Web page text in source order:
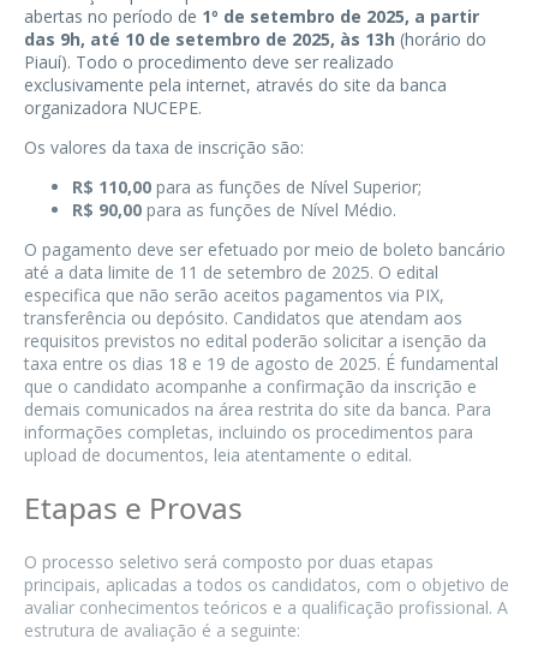
abertas no período de 1º de setembro de 2025, a partir
das 9h, até 10 de setembro de 2025, às 13h (horário do
Piauí). Todo o procedimento deve ser realizado
exclusivamente pela internet, através do site da banca
organizadora NUCEPE.
Os valores da taxa de inscrição são:
R$ 110,00 para as funções de Nível Superior;
R$ 90,00 para as funções de Nível Médio.
O pagamento deve ser efetuado por meio de boleto bancário
até a data limite de 11 de setembro de 2025. O edital
especifica que não serão aceitos pagamentos via PIX,
transferência ou depósito. Candidatos que atendam aos
requisitos previstos no edital poderão solicitar a isenção da
taxa entre os dias 18 e 19 de agosto de 2025. É fundamental
que o candidato acompanhe a confirmação da inscrição e
demais comunicados na área restrita do site da banca. Para
informações completas, incluindo os procedimentos para
upload de documentos, leia atentamente o edital.
Etapas e Provas
O processo seletivo será composto por duas etapas
principais, aplicadas a todos os candidatos, com o objetivo de
avaliar conhecimentos teóricos e a qualificação profissional. A
estrutura de avaliação é a seguinte: